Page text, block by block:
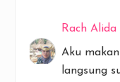
Rach Alida
Aku
langsung